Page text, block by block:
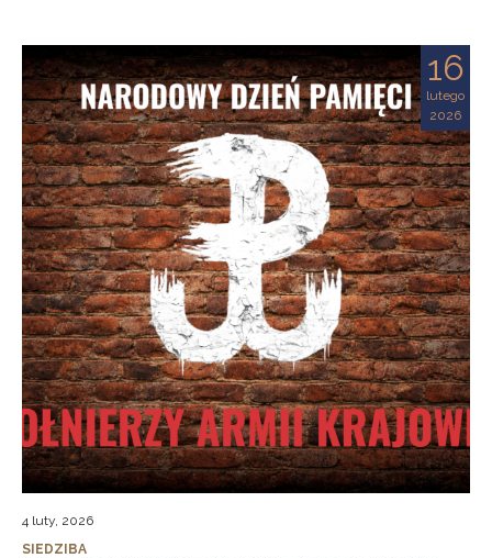
16
lutego
2026
4 luty, 2026
SIEDZIBA